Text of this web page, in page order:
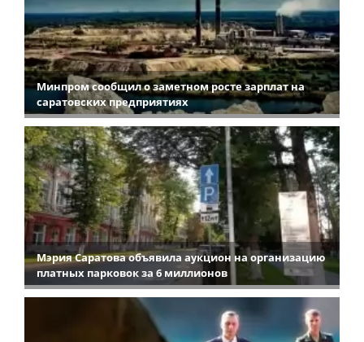
Минпром сообщил о заметном росте зарплат на
саратовских предприятиях
Мэрия Саратова объявила аукцион на организацию
платных парковок за 6 миллионов